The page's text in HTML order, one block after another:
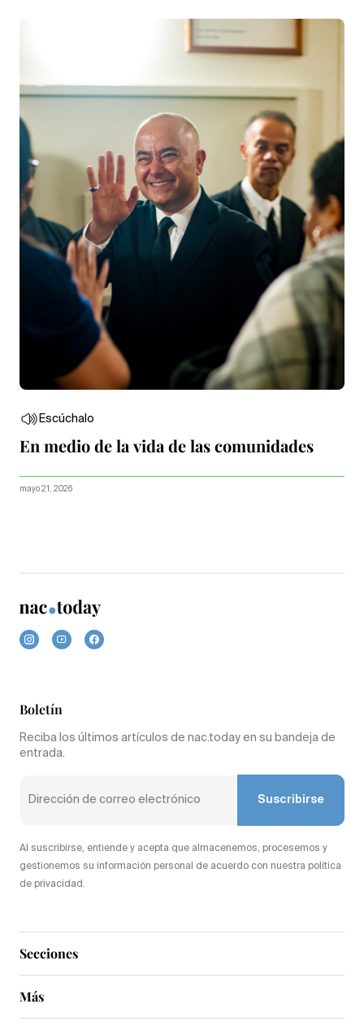
Escúchalo
En medio de la vida de las comunidades
mayo 21, 2026
Secciones
Más
Boletín
Reciba los últimos artículos de nac.today en su bandeja de
entrada.
Suscribirse
Al suscribirse, entiende y acepta que almacenemos, procesemos y
gestionemos su información personal de acuerdo con nuestra política
de privacidad.